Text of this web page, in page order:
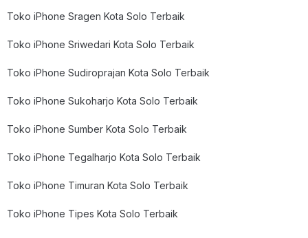
Toko iPhone Sragen Kota Solo Terbaik
Toko iPhone Sriwedari Kota Solo Terbaik
Toko iPhone Sudiroprajan Kota Solo Terbaik
Toko iPhone Sukoharjo Kota Solo Terbaik
Toko iPhone Sumber Kota Solo Terbaik
Toko iPhone Tegalharjo Kota Solo Terbaik
Toko iPhone Timuran Kota Solo Terbaik
Toko iPhone Tipes Kota Solo Terbaik